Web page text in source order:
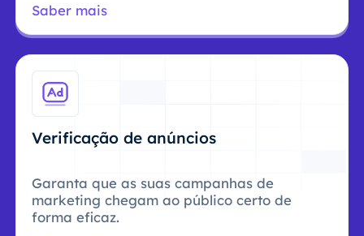
Saber mais
Verificação de anúncios
Garanta que as suas campanhas de
marketing chegam ao público certo de
forma eficaz.